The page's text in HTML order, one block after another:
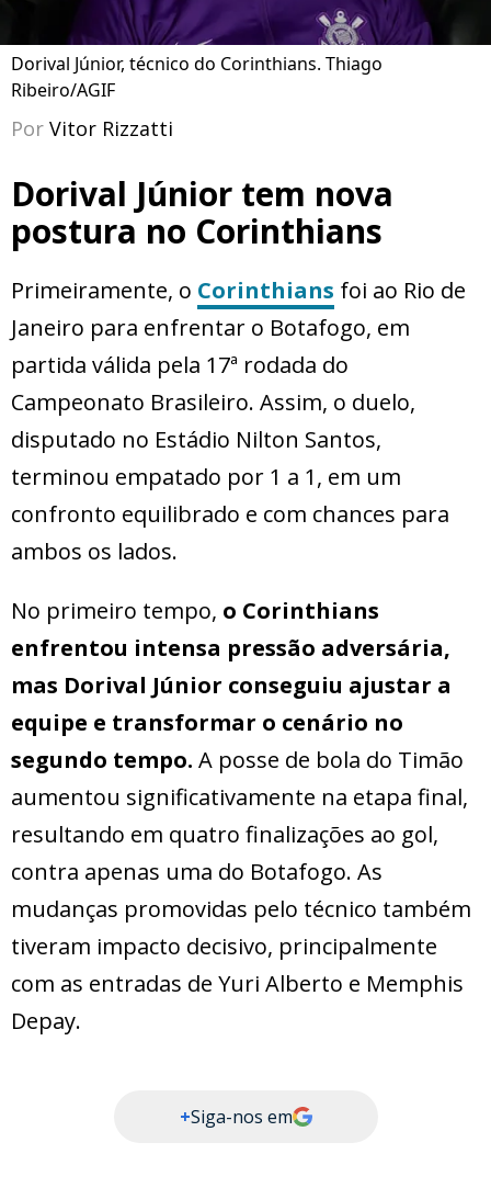
Dorival Júnior, técnico do Corinthians. Thiago
Ribeiro/AGIF
Por Vitor Rizzatti
Dorival Júnior tem nova
postura no Corinthians
Primeiramente, o Corinthians foi ao Rio de
Janeiro para enfrentar o Botafogo, em
partida válida pela 17ª rodada do
Campeonato Brasileiro. Assim, o duelo,
disputado no Estádio Nilton Santos,
terminou empatado por 1 a 1, em um
confronto equilibrado e com chances para
ambos os lados.
No primeiro tempo, o Corinthians
enfrentou intensa pressão adversária,
mas Dorival Júnior conseguiu ajustar a
equipe e transformar o cenário no
segundo tempo. A posse de bola do Timão
aumentou significativamente na etapa final,
resultando em quatro finalizações ao gol,
contra apenas uma do Botafogo. As
mudanças promovidas pelo técnico também
tiveram impacto decisivo, principalmente
com as entradas de Yuri Alberto e Memphis
Depay.
+Siga-nos em